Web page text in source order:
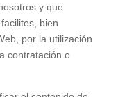
y que
bien
por la utilización
contratación o